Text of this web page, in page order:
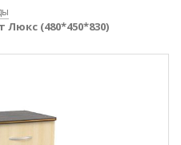
(480*450*830)